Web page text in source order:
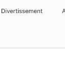
Divertissements